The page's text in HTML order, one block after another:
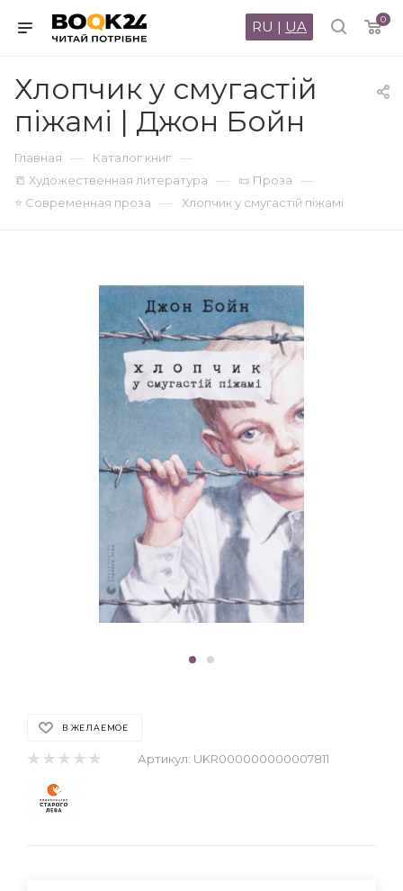
0
RU | UA
Хлопчик у смугастій
піжамі | Джон Бойн
Главная — Каталог книг —
📒 Художественная литература — 📜 Проза —
⭐ Современная проза — Хлопчик у смугастій піжамі
В ЖЕЛАЕМОЕ
Артикул: UKR000000000007811